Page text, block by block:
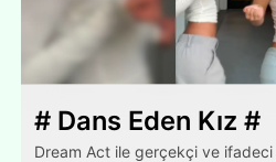
# Dans Eden Kız #
Dream Act ile gerçekçi ve ifadeci